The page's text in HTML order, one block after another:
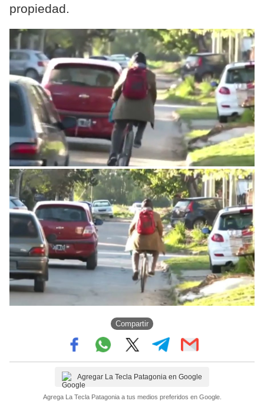
propiedad.
Compartir
Agregar La Tecla Patagonia en Google
Agrega La Tecla Patagonia a tus medios preferidos en Google.